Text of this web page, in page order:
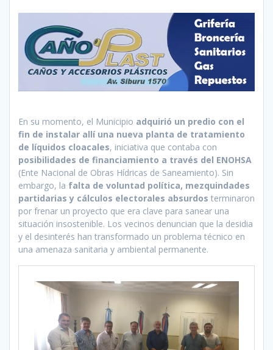
En su momento, el Municipio adquirió un predio con el
fin de instalar allí una nueva planta de tratamiento
de líquidos cloacales, iniciativa que contaba con
posibilidades de financiamiento a través del ENOHSA
(Ente Nacional de Obras Hídricas de Saneamiento). Sin
embargo, la falta de voluntad política, mezquindades
partidarias y cálculos electorales absurdos terminaron
por frenar un proyecto que era clave para sanear una
situación insostenible. Los vecinos denuncian que la desidia
y el desinterés han transformado un problema técnico en
una amenaza sanitaria y ambiental permanente.